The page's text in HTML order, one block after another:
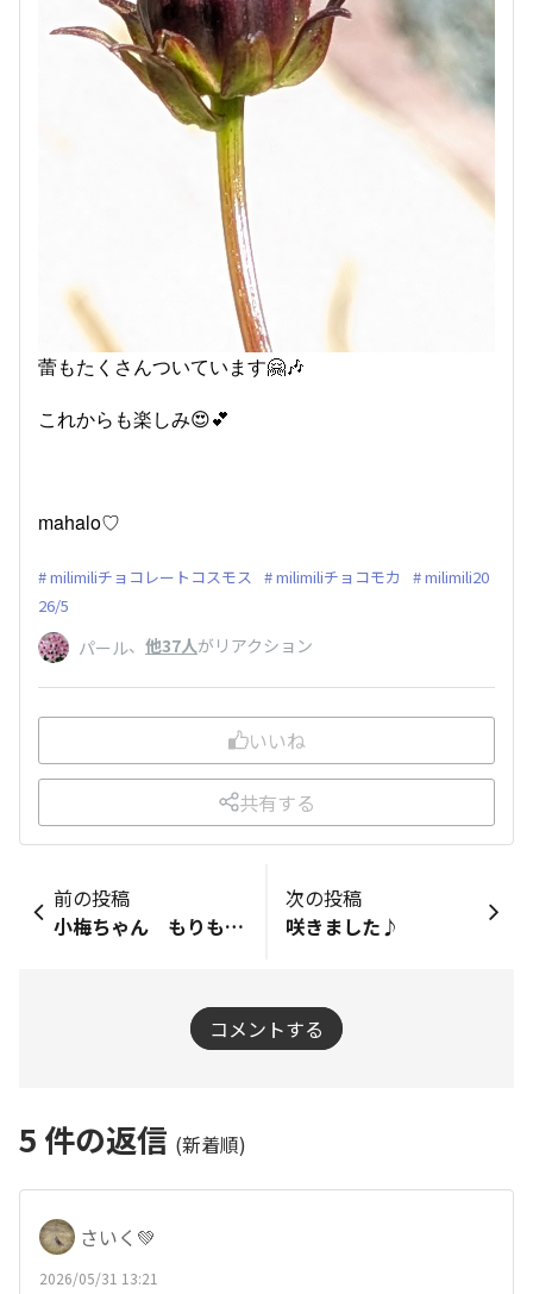
蕾もたくさんついています🤗🎶
これからも楽しみ😍💕
mahalo♡
milimiliチョコレートコスモス milimiliチョコモカ
milimili20
26/5
パール、 他37人がリアクション
いいね
共有する
前の投稿
小梅ちゃん もりもりです🎶
次の投稿
咲きました♪
コメントする
5 件の返信 (新着順)
さいく💚
2026/05/31 13:21